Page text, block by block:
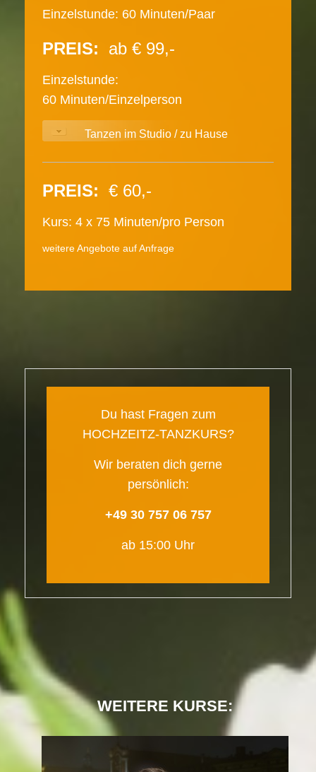
Einzelstunde: 60 Minuten/Paar
PREIS: ab € 99,-
Einzelstunde:
60 Minuten/Einzelperson
Tanzen im Studio / zu Hause
PREIS: € 60,-
Kurs: 4 x 75 Minuten/pro Person
weitere Angebote auf Anfrage
Du hast Fragen zum
HOCHZEITZ-TANZKURS?
Wir beraten dich gerne
persönlich:
+49 30 757 06 757
ab 15:00 Uhr
WEITERE KURSE: